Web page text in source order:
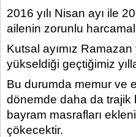
2016 yılı Nisan ayı ile
ailenin zorunlu
Kutsal ayımız
yükseldiği geçtiğimiz
Bu durumda memur ve
dönemde daha da trajik
bayram masrafları
çökecektir.